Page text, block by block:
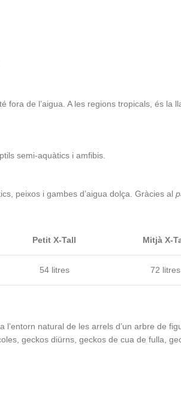
de l’aigua. A les regions tropicals, és la
semi-aquàtics i amfibis.
peixos i gambes d’aigua dolça. Gràcies al
Petit X-Tall Mitjà X-
54 litres 72 litres
natural de les arrels d’un arbre de
geckos diürns, geckos de cua de fulla,